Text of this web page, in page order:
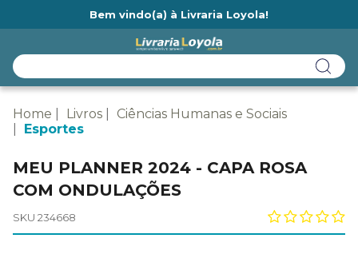
Bem vindo(a) à Livraria Loyola!
Home Livros
Ciências Humanas e Sociais
Esportes
MEU PLANNER 2024 - CAPA ROSA
COM ONDULAÇÕES
SKU 234668